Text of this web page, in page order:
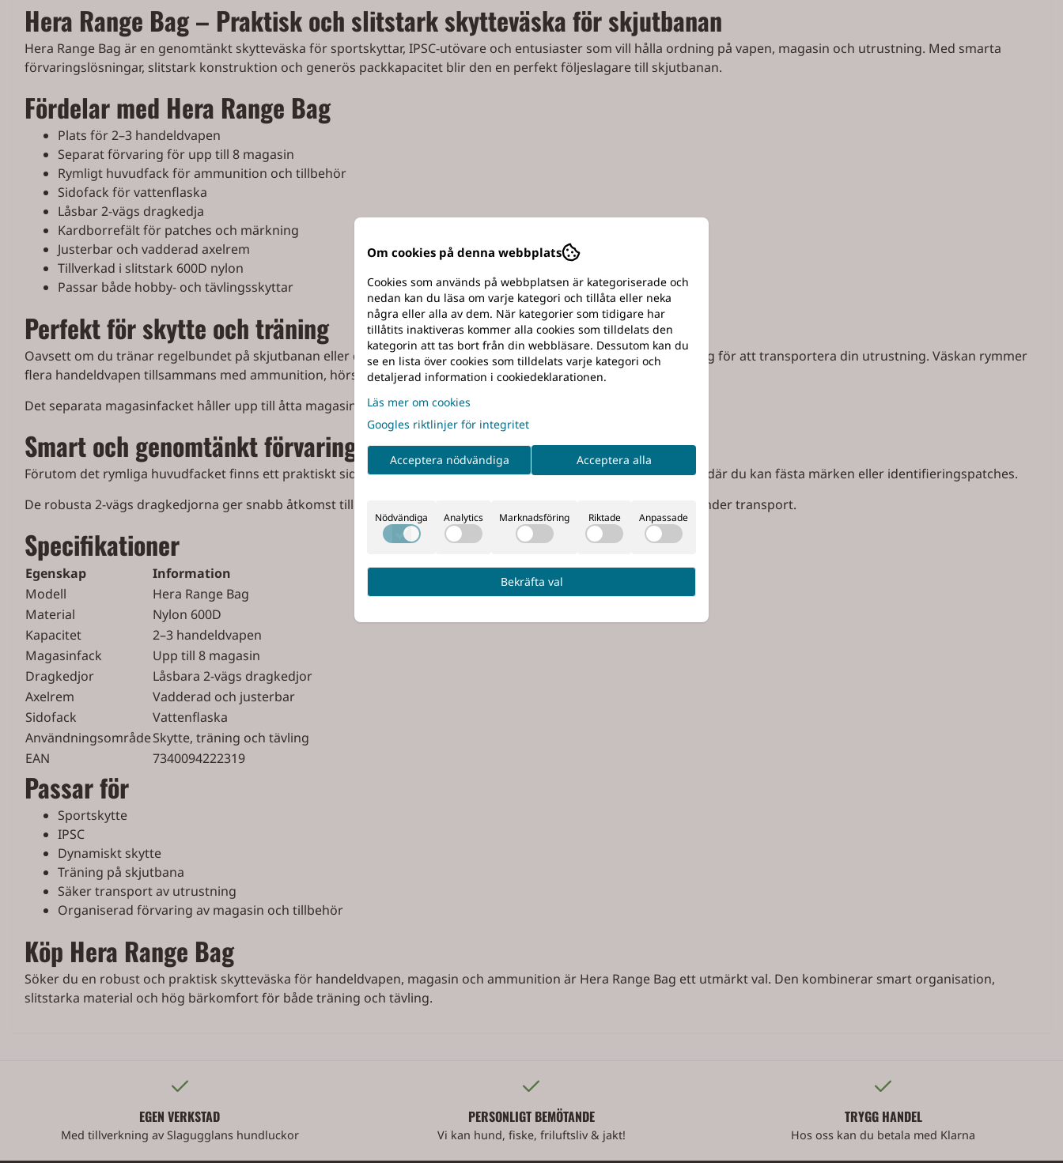
Hera Range Bag – Praktisk och slitstark skytteväska för skjutbanan
Hera Range Bag är en genomtänkt skytteväska för sportskyttar, IPSC-utövare och entusiaster som vill hålla ordning på vapen, magasin och utrustning. Med smarta
förvaringslösningar, slitstark konstruktion och generös packkapacitet blir den en perfekt följeslagare till skjutbanan.
Fördelar med Hera Range Bag
Plats för 2–3 handeldvapen
Separat förvaring för upp till 8 magasin
Rymligt huvudfack för ammunition och tillbehör
Sidofack för vattenflaska
Låsbar 2-vägs dragkedja
Kardborrefält för patches och märkning
Justerbar och vadderad axelrem
Tillverkad i slitstark 600D nylon
Passar både hobby- och tävlingsskyttar
Perfekt för skytte och träning
Oavsett om du tränar regelbundet på skjutbanan eller deltar i tävlingar erbjuder Hera Range Bag en smidig lösning för att transportera din utrustning. Väskan rymmer
flera handeldvapen tillsammans med ammunition, hörselskydd, dokument och verktyg.
Det separata magasinfacket håller upp till åtta magasin organiserade och lättåtkomliga när du behöver dem.
Smart och genomtänkt förvaring
Förutom det rymliga huvudfacket finns ett praktiskt sidofack för vattenflaska samt en kardborrepanel på utsidan där du kan fästa märken eller identifieringspatches.
De robusta 2-vägs dragkedjorna ger snabb åtkomst till innehållet samtidigt som de kan låsas för ökad säkerhet under transport.
Specifikationer
Egenskap
Information
Modell
Hera Range Bag
Material
Nylon 600D
Kapacitet
2–3 handeldvapen
Magasinfack
Upp till 8 magasin
Dragkedjor
Låsbara 2-vägs dragkedjor
Axelrem
Vadderad och justerbar
Sidofack
Vattenflaska
AnvändningsområdeSkytte, träning och tävling
EAN
7340094222319
Passar för
Sportskytte
IPSC
Dynamiskt skytte
Träning på skjutbana
Säker transport av utrustning
Organiserad förvaring av magasin och tillbehör
Köp Hera Range Bag
Söker du en robust och praktisk skytteväska för handeldvapen, magasin och ammunition är Hera Range Bag ett utmärkt val. Den kombinerar smart organisation,
slitstarka material och hög bärkomfort för både träning och tävling.
EGEN VERKSTAD
Med tillverkning av Slagugglans hundluckor
PERSONLIGT BEMÖTANDE
Vi kan hund, fiske, friluftsliv & jakt!
TRYGG HANDEL
Hos oss kan du betala med Klarna
Om cookies på denna webbplats
Cookies som används på webbplatsen är kategoriserade och
nedan kan du läsa om varje kategori och tillåta eller neka
några eller alla av dem. När kategorier som tidigare har
tillåtits inaktiveras kommer alla cookies som tilldelats den
kategorin att tas bort från din webbläsare. Dessutom kan du
se en lista över cookies som tilldelats varje kategori och
detaljerad information i cookiedeklarationen.
Läs mer om cookies
Googles riktlinjer för integritet
Acceptera nödvändiga Acceptera alla
Nödvändiga Analytics Marknadsföring Riktade Anpassade
Bekräfta val